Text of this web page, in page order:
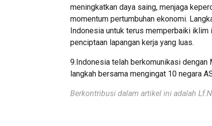
meningkatkan daya saing, menjaga
momentum pertumbuhan ekonomi.
Indonesia untuk terus memperbaiki
penciptaan lapangan kerja yang luas.
9.Indonesia telah berkomunikasi dengan
langkah bersama mengingat 10 negara
Berkontribusi dalam artikel ini adalah